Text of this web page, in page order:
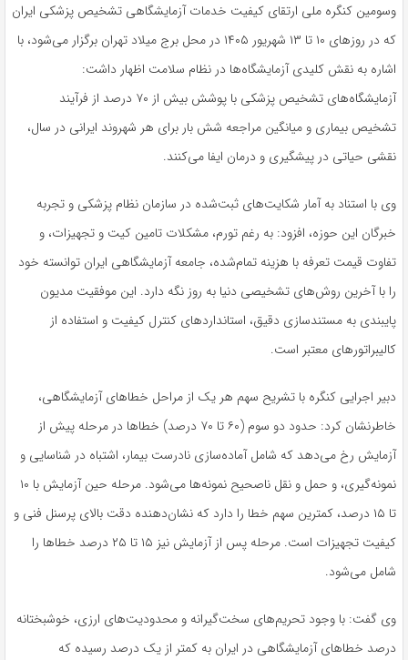
وسومین کنگره ملی ارتقای کیفیت خدمات آزمایشگاهی تشخیص پزشکی ایران
که در روزهای ۱۰ تا ۱۳ شهریور ۱۴۰۵ در محل برج میلاد تهران برگزار می‌شود، با
اشاره به نقش کلیدی آزمایشگاه‌ها در نظام سلامت اظهار داشت:
آزمایشگاه‌های تشخیص پزشکی با پوشش بیش از ۷۰ درصد از فرآیند
تشخیص بیماری و میانگین مراجعه شش بار برای هر شهروند ایرانی در سال،
نقشی حیاتی در پیشگیری و درمان ایفا می‌کنند.
وی با استناد به آمار شکایت‌های ثبت‌شده در سازمان نظام پزشکی و تجربه
خبرگان این حوزه، افزود: به رغم تورم، مشکلات تامین کیت و تجهیزات، و
تفاوت قیمت تعرفه با هزینه تمام‌شده، جامعه آزمایشگاهی ایران توانسته خود
را با آخرین روش‌های تشخیصی دنیا به‌ روز نگه دارد. این موفقیت مدیون
پایبندی به مستندسازی دقیق، استانداردهای کنترل کیفیت و استفاده از
کالیبراتورهای معتبر است.
دبیر اجرایی کنگره با تشریح سهم هر یک از مراحل خطاهای آزمایشگاهی،
خاطرنشان کرد: حدود دو سوم (۶۰ تا ۷۰ درصد) خطاها در مرحله پیش از
آزمایش رخ می‌دهد که شامل آماده‌سازی نادرست بیمار، اشتباه در شناسایی و
نمونه‌گیری، و حمل و نقل ناصحیح نمونه‌ها می‌شود. مرحله حین آزمایش با ۱۰
تا ۱۵ درصد، کمترین سهم خطا را دارد که نشان‌دهنده دقت بالای پرسنل فنی و
کیفیت تجهیزات است. مرحله پس از آزمایش نیز ۱۵ تا ۲۵ درصد خطاها را
شامل می‌شود.
وی گفت: با وجود تحریم‌های سخت‌گیرانه و محدودیت‌های ارزی، خوشبختانه
درصد خطاهای آزمایشگاهی در ایران به کمتر از یک درصد رسیده که